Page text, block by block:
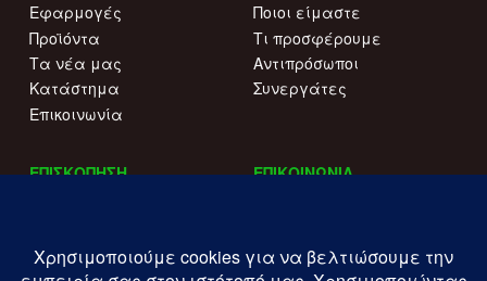
Εφαρμογές
Προϊόντα
Τα νέα μας
Κατάστημα
Επικοινωνία
Ποιοι είμαστε
Τι προσφέρουμε
Αντιπρόσωποι
Συνεργάτες
ΕΠΙΣΚΟΠΗΣΗ
Κατάλογοι
Όροι χρήσης
ΕΠΙΚΟΙΝΩΝΙΑ
Λ. Συγγρού 196.